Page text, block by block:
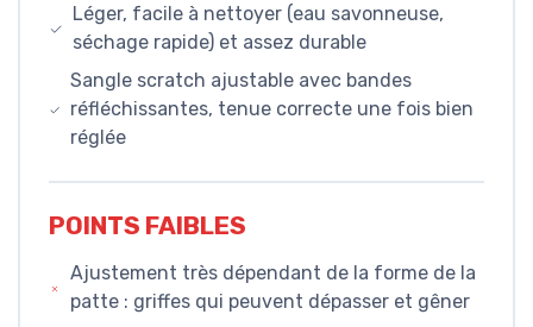
Léger, facile à nettoyer (eau savonneuse,
séchage rapide) et assez durable
Sangle scratch ajustable avec bandes
réfléchissantes, tenue correcte une fois bien
réglée
POINTS FAIBLES
Ajustement très dépendant de la forme de la
patte : griffes qui peuvent dépasser et gêner